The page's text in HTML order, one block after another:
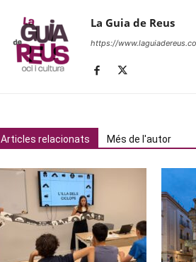
La Guia de Reus
https://
Articles relacionats Més de l'autor